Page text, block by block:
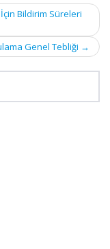
Bildirim Süreleri
Genel Tebliği →